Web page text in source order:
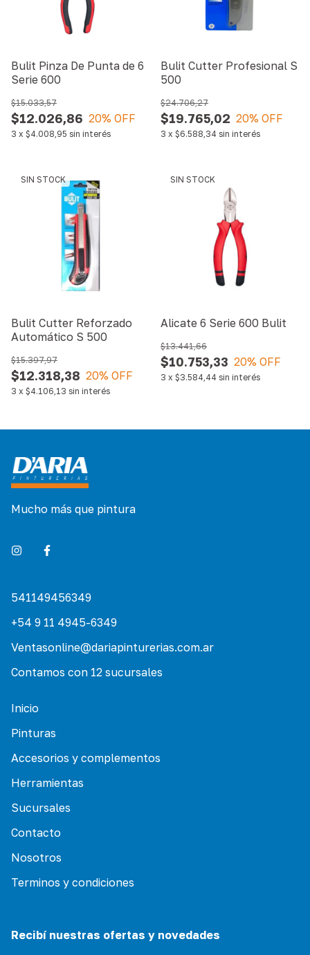
Bulit Pinza De Punta de 6
Serie 600
$12.026,86
$15.033,57
20% OFF
3 x $4.008,95 sin interés
Bulit Cutter Profesional S
500
$19.765,02
$24.706,27
20% OFF
3 x $6.588,34 sin interés
SIN STOCK
Bulit Cutter Reforzado
Automático S 500
$12.318,38
$15.397,97
20% OFF
3 x $4.106,13 sin interés
SIN STOCK
Alicate 6 Serie 600 Bulit
$10.753,33
$13.441,66
20% OFF
3 x $3.584,44 sin interés
Mucho más que pintura
541149456349
+54 9 11 4945-6349
Ventasonline@dariapinturerias.com.ar
Contamos con 12 sucursales
Inicio
Pinturas
Accesorios y complementos
Herramientas
Sucursales
Contacto
Nosotros
Terminos y condiciones
Recibí nuestras ofertas y novedades